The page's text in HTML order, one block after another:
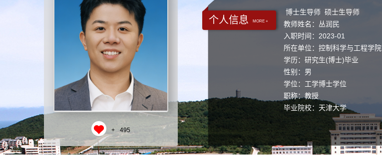
+ 495
个人信息 MORE +
博士生导师 硕士生导师
教师姓名：丛润民
入职时间：2023-01
所在单位：控制科学与工程学院
学历：研究生(博士)毕业
性别：男
学位：工学博士学位
职称：教授
毕业院校：天津大学